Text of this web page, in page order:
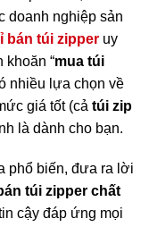
doanh nghiệp sản
bán túi zipper uy
khoăn “mua túi
nhiều lựa chọn về
giá tốt (cả túi zip
là dành cho bạn.
phổ biến, đưa ra lời
túi zipper chất
cậy đáp ứng mọi